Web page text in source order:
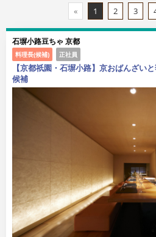
« 1 2 3
石塀小路豆ちゃ 京都
料理長(候補) 正社員
【京都祇園・石塀小路】京おばんざい
候補